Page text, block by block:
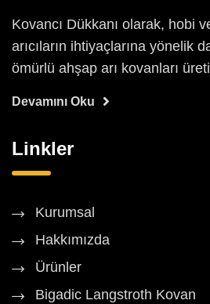
Kovancı Dükkanı olarak, hobi
arıcıların ihtiyaçlarına yönelik
ömürlü ahşap arı kovanları
Devamını Oku
Linkler
Kurumsal
Hakkımızda
Ürünler
Bigadic Langstroth Kovan